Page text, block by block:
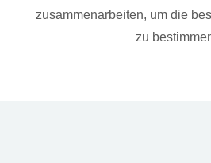
zusammenarbeiten, um die
zu